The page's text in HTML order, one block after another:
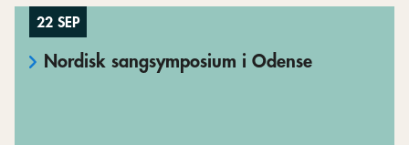
22 SEP
Nordisk sangsymposium i Odense